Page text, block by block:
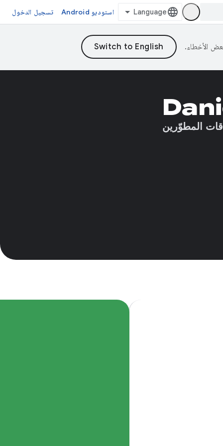
استوديو Android تسجيل الدخول
المطوّرين